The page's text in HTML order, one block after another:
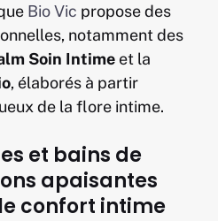
Bio Vic propose des
notamment des
Soin Intime et la
, élaborés à partir
de la flore intime.
et bains de
apaisantes
confort intime